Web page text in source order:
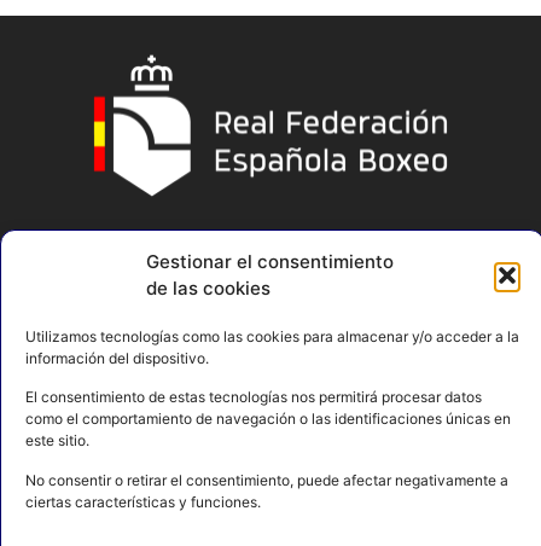
Gestionar el consentimiento
de las cookies
Utilizamos tecnologías como las cookies para almacenar y/o acceder a la
información del dispositivo.
El consentimiento de estas tecnologías nos permitirá procesar datos
como el comportamiento de navegación o las identificaciones únicas en
este sitio.
No consentir o retirar el consentimiento, puede afectar negativamente a
ciertas características y funciones.